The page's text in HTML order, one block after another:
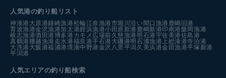
人気港の釣り船リスト
神湊港 大原港鐘崎漁港松輪江奈漁港市堀川沿い 間口漁港 鹿嶋旧港
育波漁港金沢漁港加太港姪浜漁港小田原新港 鹿嶋新港印南港飯岡漁港
岐志漁港酒田港博多港カモメ広場前久慈漁港 明石港宇佐美港佐島港
真鶴港 腰越漁港 走水港福良港手石港 大磯港明石浦漁港 上総湊港寺泊港
大洗港 大飯港福浦港境港中野港金沢八景平潟久美浜港金田漁港平塚新港
平潟港
人気エリアの釣り船検索